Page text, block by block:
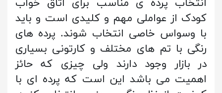
انتخاب پرده ی مناسب برای اتاق خواب
کودک از عواملی مهم و کلیدی است و باید
با وسواس خاصی انتخاب شوند. پرده های
رنگی با تم های مختلف و کارتونی بسیاری
در بازار وجود دارند ولی چیزی که حائز
اهمیت می باشد این است که پرده ای با